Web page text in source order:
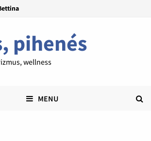
pihenés
wellness
MENU